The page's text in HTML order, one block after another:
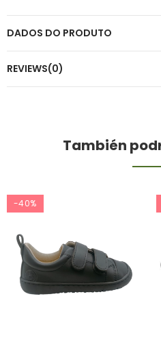
DADOS DO PRODUTO
REVIEWS(0)
También
-40%